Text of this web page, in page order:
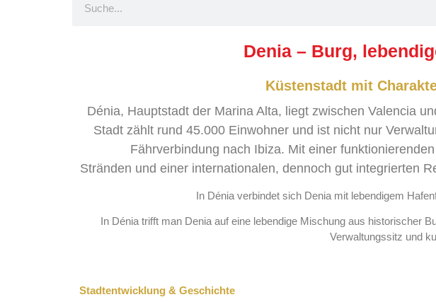
Denia – Burg,
Küstenstadt mit
Dénia, Hauptstadt der Marina Alta, liegt zwischen Valencia
Stadt zählt rund 45.000 Einwohner und ist nicht nur
Fährverbindung nach Ibiza. Mit einer
Stränden und einer internationalen, dennoch gut integrierten
In Dénia verbindet sich Denia mit lebendigem
In Dénia trifft man Denia auf eine lebendige Mischung aus historischer
Verwaltungssitz und
Stadtentwicklung & Geschichte